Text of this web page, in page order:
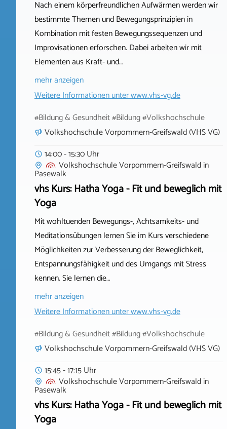
Nach einem körperfreundlichen Aufwärmen werden wir
bestimmte Themen und Bewegungsprinzipien in
Kombination mit festen Bewegungssequenzen und
Improvisationen erforschen. Dabei arbeiten wir mit
Elementen aus Kraft- und…
mehr anzeigen
Weitere Informationen unterwww.vhs-vg.de
#Bildung & Gesundheit #Bildung #Volkshochschule
Volkshochschule Vorpommern-Greifswald (VHS VG)
14:00 - 15:30 Uhr
Volkshochschule Vorpommern-Greifswaldin
Pasewalk
vhs Kurs: Hatha Yoga - Fit und beweglich mit
Yoga
Mit wohltuenden Bewegungs-, Achtsamkeits- und
Meditationsübungen lernen Sie im Kurs verschiedene
Möglichkeiten zur Verbesserung der Beweglichkeit,
Entspannungsfähigkeit und des Umgangs mit Stress
kennen. Sie lernen die…
mehr anzeigen
Weitere Informationen unterwww.vhs-vg.de
#Bildung & Gesundheit #Bildung #Volkshochschule
Volkshochschule Vorpommern-Greifswald (VHS VG)
15:45 - 17:15 Uhr
Volkshochschule Vorpommern-Greifswaldin
Pasewalk
vhs Kurs: Hatha Yoga - Fit und beweglich mit
Yoga